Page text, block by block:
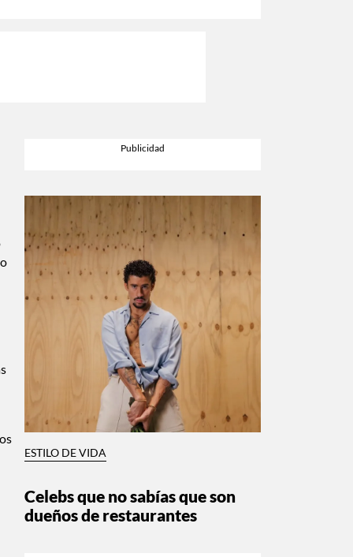
ESTILO DE VIDA
Celebs que no sabías que son
dueños de restaurantes